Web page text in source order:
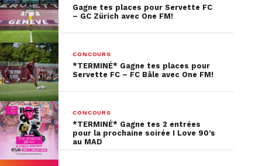
Gagne tes places pour Servette FC
– GC Zürich avec One FM!
CONCOURS
*TERMINÉ* Gagne tes places pour
Servette FC – FC Bâle avec One FM!
CONCOURS
*TERMINÉ* Gagne tes 2 entrées
pour la prochaine soirée I Love 90’s
au MAD